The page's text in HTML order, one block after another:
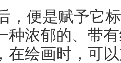
，便是赋予它
种浓郁的、带
在绘画时，可